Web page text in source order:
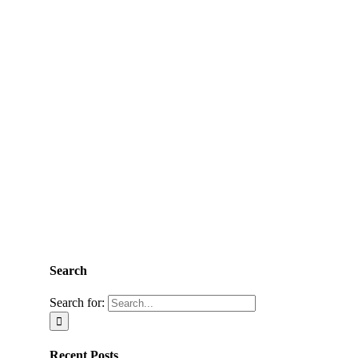
Search
Search for:
Recent Posts